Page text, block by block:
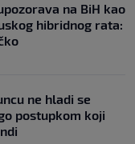
na BiH kao
hibridnog rata:
ne hladi se
postupkom koji